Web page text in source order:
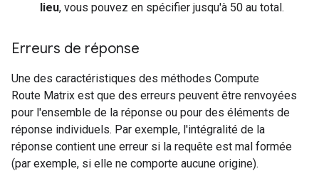
lieu, vous pouvez en spécifier jusqu'à 50 au total.
Erreurs de réponse
Une des caractéristiques des méthodes Compute
Route Matrix est que des erreurs peuvent être renvoyées
pour l'ensemble de la réponse ou pour des éléments de
réponse individuels. Par exemple, l'intégralité de la
réponse contient une erreur si la requête est mal formée
(par exemple, si elle ne comporte aucune origine).